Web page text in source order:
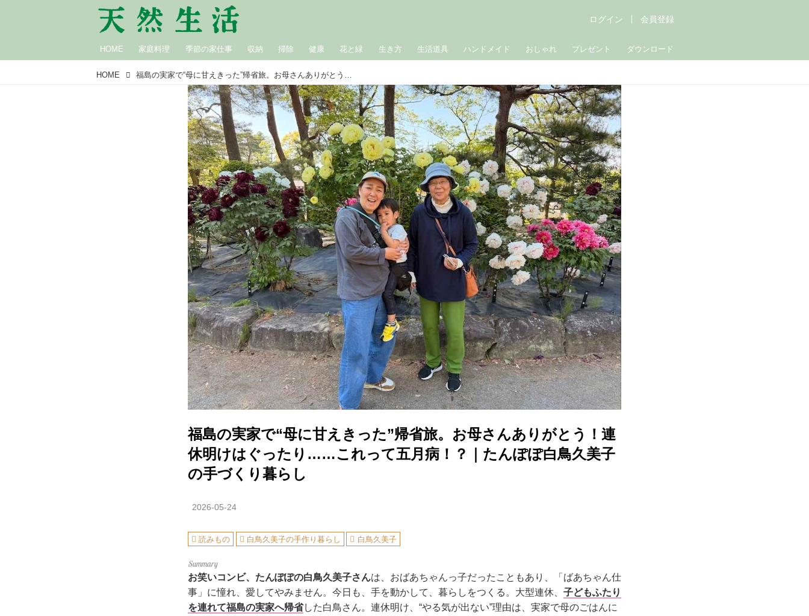
HOME 家庭料理 季節の家仕事 収納 掃除 健康 花と緑 生き方 生活道具 ハンドメイド おしゃれ プレゼント ダウンロード
ログイン 会員登録
HOME 福島の実家で“母に甘えきった”帰省旅。お母さんありがとう！連休明けはぐったり……これって五月病！？｜たんぽぽ白鳥久美子の手づくり暮らし
福島の実家で“母に甘えきった”帰省旅。お母さんありがとう！連
休明けはぐったり……これって五月病！？｜たんぽぽ白鳥久美子
の手づくり暮らし
2026-05-24
読みもの 白鳥久美子の手作り暮らし 白鳥久美子
お笑いコンビ、たんぽぽの白鳥久美子さんは、おばあちゃんっ子だったこともあり、「ばあちゃん仕
事」に憧れ、愛してやみません。今日も、手を動かして、暮らしをつくる。大型連休、 子どもふたり
を連れて福島の実家へ帰省した白鳥さん。連休明け、“やる気が出ない”理由は、実家で母のごはんに